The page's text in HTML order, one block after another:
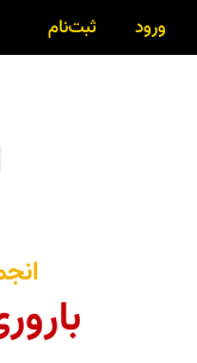
ورود ثبت‌نام